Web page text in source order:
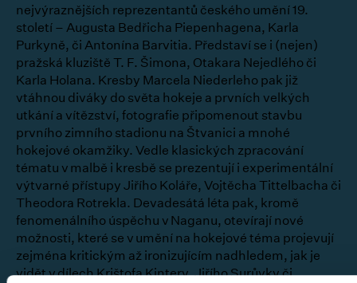
nejvýraznějších reprezentantů českého umění 19.
století – Augusta Bedřicha Piepenhagena, Karla
Purkyně, či Antonína Barvitia. Představí se i (nejen)
pražská kluziště T. F. Šimona, Otakara Nejedlého či
Karla Holana. Kresby Marcela Niederleho pak již
vtáhnou diváky do světa hokeje a prvních velkých
utkání a vítězství, fotografie připomenout stavbu
prvního zimního stadionu na Štvanici a mnohé
hokejové okamžiky. Vedle klasických zpracování
tématu v malbě i kresbě se prezentují i experimentální
výtvarné přístupy Jiřího Koláře, Vojtěcha Tittelbacha či
Theodora Rotrekla. Devadesátá léta pak, kromě
fenomenálního úspěchu v Naganu, otevírají nové
možnosti, které se v umění na hokejové téma projevují
zejména kritickým až ironizujícím nadhledem, jak je
vidět v dílech Krištofa Kintery, Jiřího Surůvky či